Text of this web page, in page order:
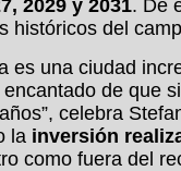
2029 y 2031. De
históricos del
es una ciudad
de que
celebra
la inversión
como fuera del